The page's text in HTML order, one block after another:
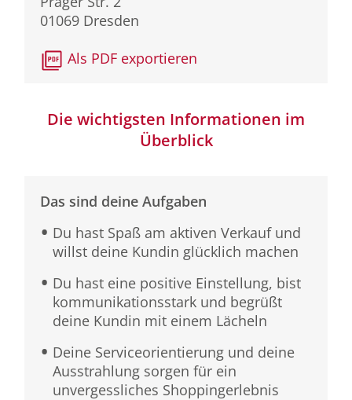
01069 Dresden
Als PDF exportieren
Die wichtigsten Informationen im
Überblick
Das sind deine Aufgaben
Du hast Spaß am aktiven Verkauf und
willst deine Kundin glücklich machen
Du hast eine positive Einstellung, bist
kommunikationsstark und begrüßt
deine Kundin mit einem Lächeln
Deine Serviceorientierung und deine
Ausstrahlung sorgen für ein
unvergessliches Shoppingerlebnis